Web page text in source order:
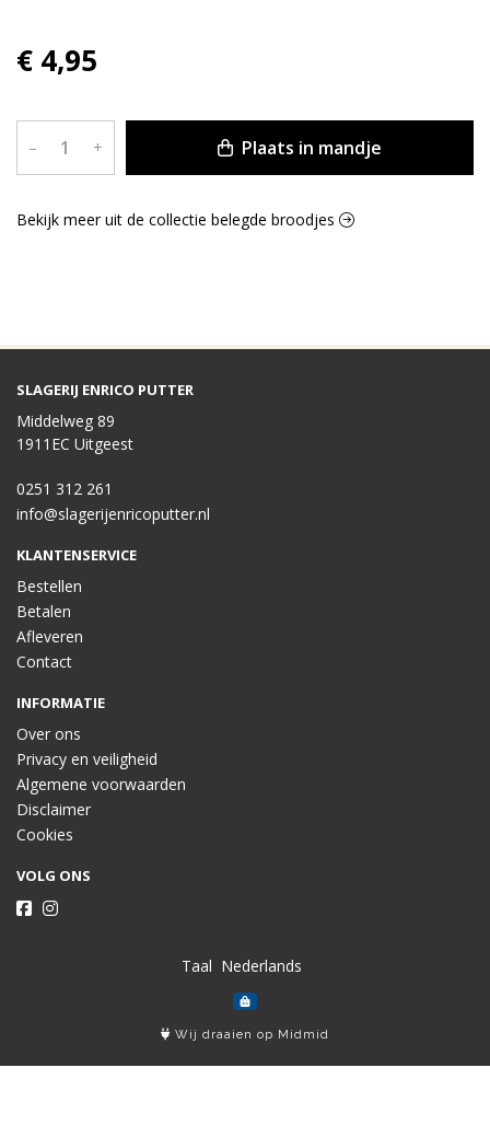
€ 4,95
– + Plaats in mandje
Bekijk meer uit de collectie belegde broodjes
SLAGERIJ ENRICO PUTTER
Middelweg 89
1911EC Uitgeest
0251 312 261
info@slagerijenricoputter.nl
KLANTENSERVICE
Bestellen
Betalen
Afleveren
Contact
INFORMATIE
Over ons
Privacy en veiligheid
Algemene voorwaarden
Disclaimer
Cookies
VOLG ONS
Taal
Wij draaien op Midmid